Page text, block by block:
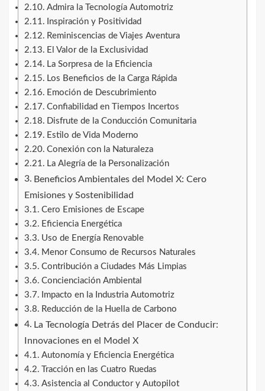
Admira la Tecnología Automotriz
Inspiración y Positividad
Reminiscencias de Viajes Aventura
El Valor de la Exclusividad
La Sorpresa de la Eficiencia
Los Beneficios de la Carga Rápida
Emoción de Descubrimiento
Confiabilidad en Tiempos Incertos
Disfrute de la Conducción Comunitaria
Estilo de Vida Moderno
Conexión con la Naturaleza
La Alegría de la Personalización
Beneficios Ambientales del Model X: Cero
Emisiones y Sostenibilidad
Cero Emisiones de Escape
Eficiencia Energética
Uso de Energía Renovable
Menor Consumo de Recursos Naturales
Contribución a Ciudades Más Limpias
Concienciación Ambiental
Impacto en la Industria Automotriz
Reducción de la Huella de Carbono
La Tecnología Detrás del Placer de Conducir:
Innovaciones en el Model X
Autonomía y Eficiencia Energética
Tracción en las Cuatro Ruedas
Asistencia al Conductor y Autopilot